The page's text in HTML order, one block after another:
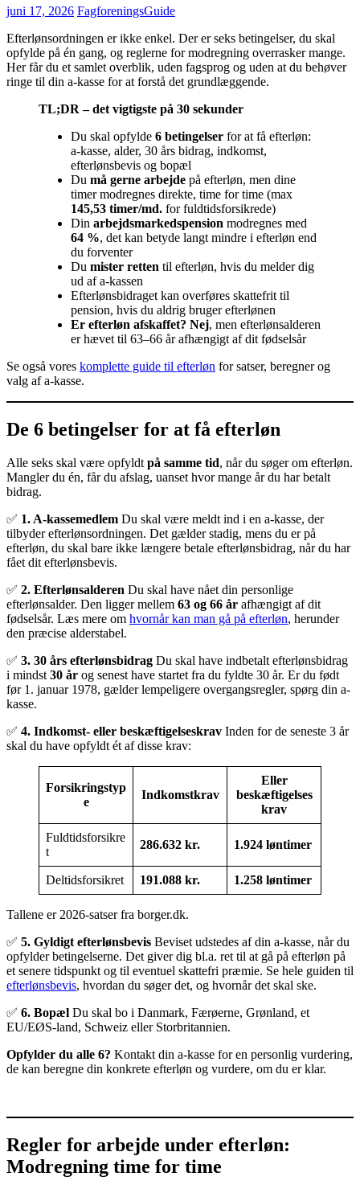
juni 17, 2026 FagforeningsGuide
Efterlønsordningen er ikke enkel. Der er seks betingelser, du skal
opfylde på én gang, og reglerne for modregning overrasker mange.
Her får du et samlet overblik, uden fagsprog og uden at du behøver
ringe til din a-kasse for at forstå det grundlæggende.
TL;DR – det vigtigste på 30 sekunder
Du skal opfylde 6 betingelser for at få efterløn:
a-kasse, alder, 30 års bidrag, indkomst,
efterlønsbevis og bopæl
Du må gerne arbejde på efterløn, men dine
timer modregnes direkte, time for time (max
145,53 timer/md. for fuldtidsforsikrede)
Din arbejdsmarkedspension modregnes med
64 %, det kan betyde langt mindre i efterløn end
du forventer
Du mister retten til efterløn, hvis du melder dig
ud af a-kassen
Efterlønsbidraget kan overføres skattefrit til
pension, hvis du aldrig bruger efterlønen
Er efterløn afskaffet? Nej, men efterlønsalderen
er hævet til 63–66 år afhængigt af dit fødselsår
Se også vores komplette guide til efterløn for satser, beregner og
valg af a-kasse.
De 6 betingelser for at få efterløn
Alle seks skal være opfyldtpå samme tid, når du søger om efterløn.
Mangler du én, får du afslag, uanset hvor mange år du har betalt
bidrag.
✅ 1. A-kassemedlem Du skal være meldt ind i en a-kasse, der
tilbyder efterlønsordningen. Det gælder stadig, mens du er på
efterløn, du skal bare ikke længere betale efterlønsbidrag, når du har
fået dit efterlønsbevis.
✅ 2. Efterlønsalderen Du skal have nået din personlige
efterlønsalder. Den ligger mellem 63 og 66 år afhængigt af dit
fødselsår. Læs mere om hvornår kan man gå på efterløn, herunder
den præcise alderstabel.
✅ 3. 30 års efterlønsbidrag Du skal have indbetalt efterlønsbidrag
i mindst30 år og senest have startet fra du fyldte 30 år. Er du født
før 1. januar 1978, gælder lempeligere overgangsregler, spørg din a-
kasse.
✅ 4. Indkomst- eller beskæftigelseskrav Inden for de seneste 3 år
skal du have opfyldt ét af disse krav:
Forsikringstyp
e
Indkomstkrav
Eller
beskæftigelses
krav
Fuldtidsforsikre
t
286.632 kr. 1.924 løntimer
Deltidsforsikret 191.088 kr. 1.258 løntimer
Tallene er 2026-satser fra borger.dk.
✅ 5. Gyldigt efterlønsbevis Beviset udstedes af din a-kasse, når du
opfylder betingelserne. Det giver dig bl.a. ret til at gå på efterløn på
et senere tidspunkt og til eventuel skattefri præmie. Se hele guiden til
efterlønsbevis, hvordan du søger det, og hvornår det skal ske.
✅ 6. Bopæl Du skal bo i Danmark, Færøerne, Grønland, et
EU/EØS-land, Schweiz eller Storbritannien.
Opfylder du alle 6? Kontakt din a-kasse for en personlig vurdering,
de kan beregne din konkrete efterløn og vurdere, om du er klar.
Regler for arbejde under efterløn:
Modregning time for time